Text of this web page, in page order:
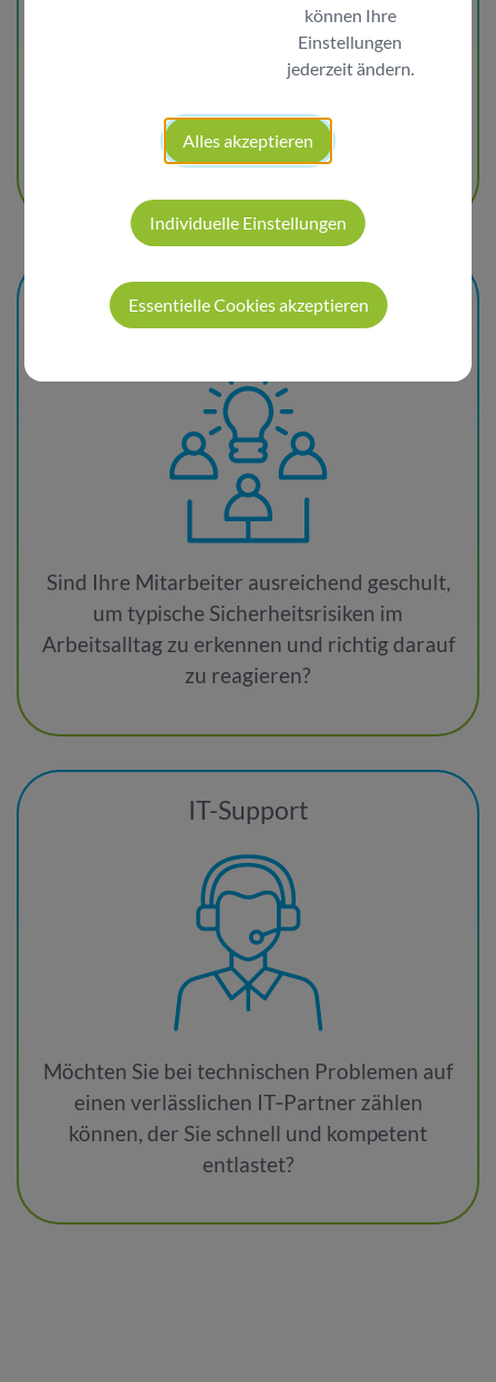
Möchten Sie, dass Ihre IT‑Systeme jederzeit
professioneller Partner um deren Pflege
kümmert?
Individuelle
IT-Security-Trainings
Sind Ihre Mitarbeiter ausreichend geschult,
um typische Sicherheitsrisiken im
Arbeitsalltag zu erkennen und richtig darauf
zu reagieren?
IT-Support
Möchten Sie bei technischen Problemen auf
einen verlässlichen IT‑Partner zählen
können, der Sie schnell und kompetent
entlastet?
können Ihre
Einstellungen
jederzeit ändern.
Alles akzeptieren
Individuelle Einstellungen
Essentielle Cookies akzeptieren